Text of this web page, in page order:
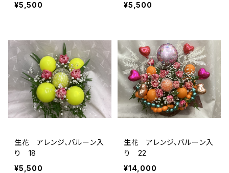
¥5,500
¥5,500
生花 アレンジ、バルーン入
り 18
¥5,500
生花 アレンジ、バルーン入
り 22
¥14,000